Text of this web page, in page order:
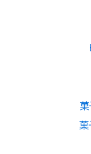
菓